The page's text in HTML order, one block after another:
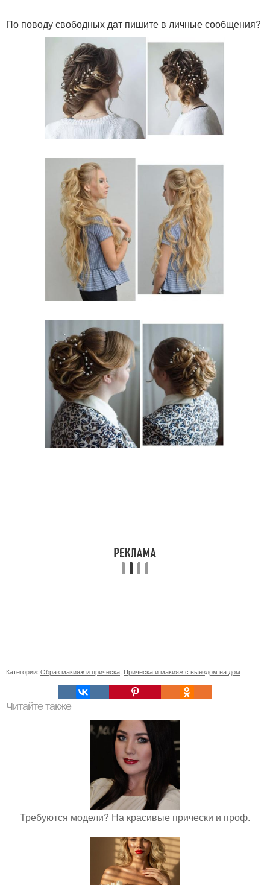
По поводу свободных дат пишите в личные сообщения?
Категории: Образ макияж и прическа Прическа и макияж с выездом на дом
Читайте также
Требуются модели? На красивые прически и проф.